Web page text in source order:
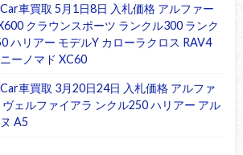
車買取 5月1日8日 入札価格 アルファー
クラウンスポーツ ランクル300 ランク
ハリアー モデルY カローラクロス RAV4
ーノマド XC60
車買取 3月20日24日 入札価格 アルファ
ヴェルファイアラ ンクル250 ハリアー アル
A5